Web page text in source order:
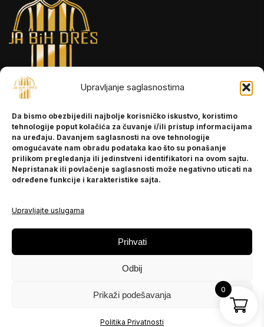
Upravljanje saglasnostima
Da bismo obezbijedili najbolje korisničko iskustvo, koristimo
tehnologije poput kolačića za čuvanje i/ili pristup informacijama
na uređaju. Davanjem saglasnosti na ove tehnologije
omogućavate nam obradu podataka kao što su ponašanje
prilikom pregledanja ili jedinstveni identifikatori na ovom sajtu.
Nepristanak ili povlačenje saglasnosti može negativno uticati na
određene funkcije i karakteristike sajta.
Upravljajte uslugama
Prihvati
Odbij
Prikaži podešavanja
Politika Privatnosti
INFORMACIJE
O nama
Kontakt
POMOĆ
Politika privatnosti
PRATITE NAS
Instagram
0